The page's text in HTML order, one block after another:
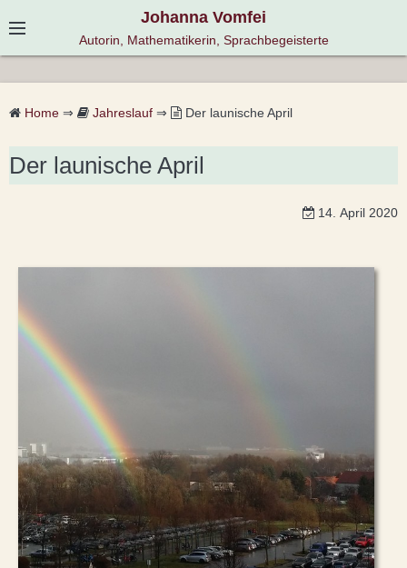
i
p
Johanna Vomfei
Autorin, Mathematikerin, Sprachbegeisterte
Home ⇒ Jahreslauf ⇒ Der launische April
Der launische April
14. April 2020